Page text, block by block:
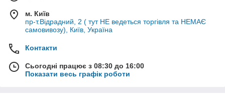
м. Київ
пр-т.Відрадний, 2 ( тут НЕ ведеться торгівля та НЕМАЄ
самовивозу), Київ, Україна
Контакти
Сьогодні працює з 08:30 до 16:00
Показати весь графік роботи